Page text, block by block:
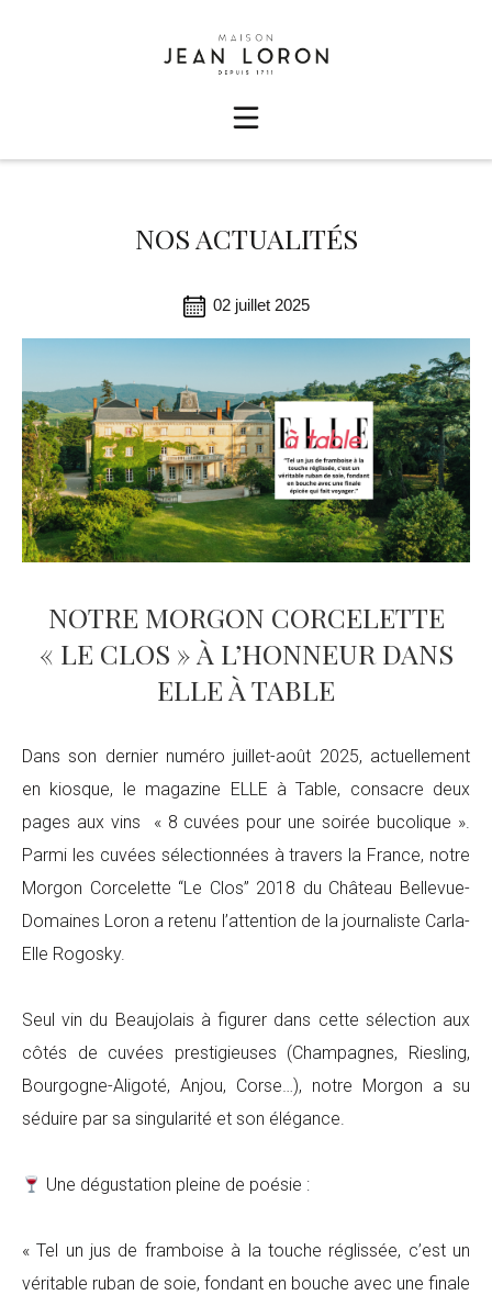
NOS ACTUALITÉS
02 juillet 2025
NOTRE MORGON CORCELETTE
« LE CLOS » À L’HONNEUR DANS
ELLE À TABLE
Dans son dernier numéro juillet-août 2025, actuellement
en kiosque, le magazine ELLE à Table, consacre deux
pages aux vins « 8 cuvées pour une soirée bucolique ».
Parmi les cuvées sélectionnées à travers la France, notre
Morgon Corcelette “Le Clos” 2018 du Château Bellevue-
Domaines Loron a retenu l’attention de la journaliste Carla-
Elle Rogosky.
Seul vin du Beaujolais à figurer dans cette sélection aux
côtés de cuvées prestigieuses (Champagnes, Riesling,
Bourgogne-Aligoté, Anjou, Corse…), notre Morgon a su
séduire par sa singularité et son élégance.
Une dégustation pleine de poésie :
« Tel un jus de framboise à la touche réglissée, c’est un
véritable ruban de soie, fondant en bouche avec une finale